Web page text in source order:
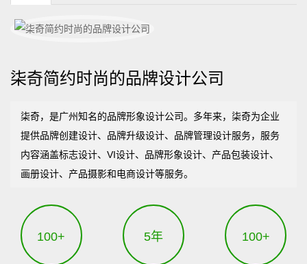
柒奇简约时尚的品牌设计公司
柒奇，是广州知名的品牌形象设计公司。多年来，柒奇为企业
提供品牌创建设计、品牌升级设计、品牌管理设计服务，服务
内容涵盖标志设计、VI设计、品牌形象设计、产品包装设计、
画册设计、产品摄影和电商设计等服务。
100+ 5年 100+